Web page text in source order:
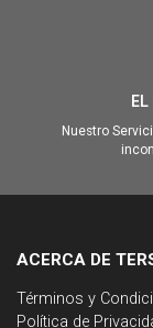
EL
Nuestro
ACERCA DE
Términos y
Política de